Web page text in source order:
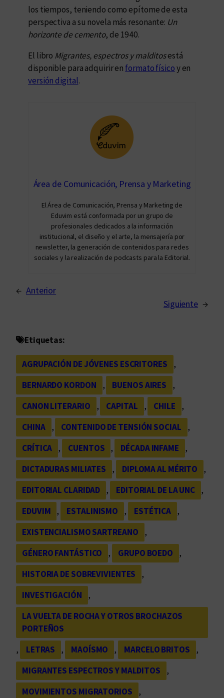
los tiempos, teniendo como epítome de esta
perspectiva a su novela más resonante: Un
horizonte de cemento, de 1940.
El libro Migrantes, espectros y malditosestá
disponible para adquirir en formato físicoy en
versión digital.
Área de Comunicación, Prensa y Marketing
El Área de Comunicación, Prensa y Marketing de
Eduvim está conformada por un grupo de
profesionales dedicados a la información
institucional, el diseño y el arte, la mensajería por
newsletter, la generación de contenidos para redes
sociales y la realización de podcasts para la Editorial.
← Anterior
Siguiente →
Etiquetas:
AGRUPACIÓN DE JÓVENES ESCRITORES
,
BERNARDO KORDON
, BUENOS AIRES
,
CANON LITERARIO
, CAPITAL , CHILE
,
CHINA
, CONTENIDO DE TENSIÓN SOCIAL
,
CRÍTICA
, CUENTOS , DÉCADA INFAME
,
DICTADURAS MILIATES
, DIPLOMA AL MÉRITO
,
EDITORIAL CLARIDAD
, EDITORIAL DE LA UNC
,
EDUVIM
, ESTALINISMO , ESTÉTICA
,
EXISTENCIALISMO SARTREANO
,
GÉNERO FANTÁSTICO
, GRUPO BOEDO
,
HISTORIA DE SOBREVIVIENTES
,
INVESTIGACIÓN
,
LA VUELTA DE ROCHA Y OTROS BROCHAZOS
PORTEÑOS
,
LETRAS , MAOÍSMO , MARCELO BRITOS
,
MIGRANTES ESPECTROS Y MALDITOS
,
MOVIMIENTOS MIGRATORIOS
,